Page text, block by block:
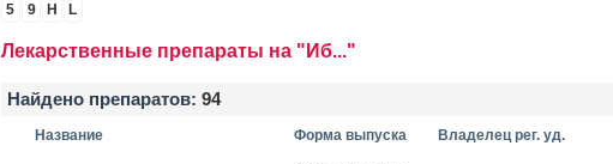
5 9 H L
Лекарственные препараты на "Иб..."
Найдено препаратов: 94
Название Форма выпуска Владелец рег. уд.